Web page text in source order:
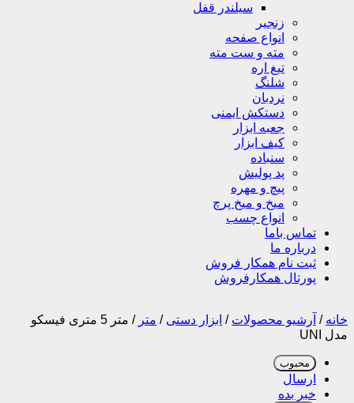
سیلندر قفل
زنجیر
انواع صفحه
مته و ست مته
تیغ اره
شلنگ
نردبان
دستکش ایمنی
جعبه ابزار
کیف ابزار
سنباده
پد پولیش
پیچ و مهره
میخ و میخ پرچ
انواع چسب
تماس باما
درباره ما
ثبت نام همکار فروش
پورتال همکارفروش
خانه / آرشیو محصولات / ابزار دستی / متر /
متر 5 متری فیسکو
مدل UNI
محبوب
ارسال
خبر بده